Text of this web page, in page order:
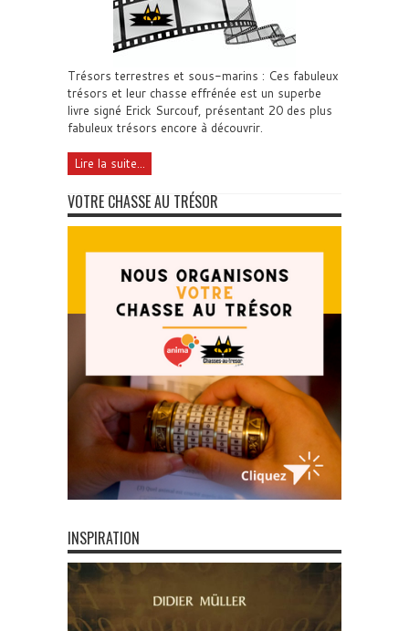
Trésors terrestres et sous-marins : Ces fabuleux
trésors et leur chasse effrénée est un superbe
livre signé Erick Surcouf, présentant 20 des plus
fabuleux trésors encore à découvrir.
Lire la suite...
VOTRE CHASSE AU TRÉSOR
INSPIRATION